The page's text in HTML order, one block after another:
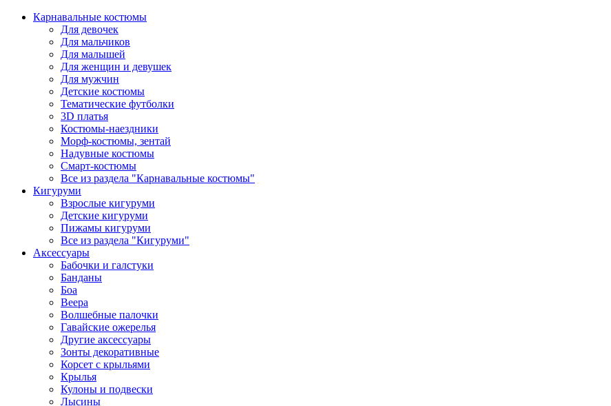
Карнавальные костюмы
Для девочек
Для мальчиков
Для малышей
Для женщин и девушек
Для мужчин
Детские костюмы
Тематические футболки
3D платья
Костюмы-наездники
Морф-костюмы, зентай
Надувные костюмы
Смарт-костюмы
Все из раздела "Карнавальные костюмы"
Кигуруми
Взрослые кигуруми
Детские кигуруми
Пижамы кигуруми
Все из раздела "Кигуруми"
Аксессуары
Бабочки и галстуки
Банданы
Боа
Веера
Волшебные палочки
Гавайские ожерелья
Другие аксессуары
Зонты декоративные
Корсет с крыльями
Крылья
Кулоны и подвески
Лысины